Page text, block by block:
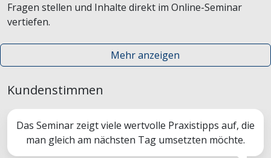
Fragen stellen und Inhalte direkt im Online-Seminar
vertiefen.
Mehr anzeigen
Kundenstimmen
Das Seminar zeigt viele wertvolle Praxistipps auf, die
man gleich am nächsten Tag umsetzten möchte.